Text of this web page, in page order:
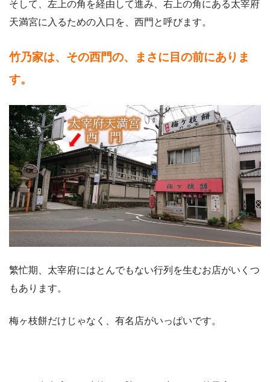
そして、左上の角を経由して進み、右上の角にある太宰府
天満宮に入るための入口を、西門と呼びます。
竹乃家は、その西門の、まさに目の前にありま
す。
繁忙期、太宰府にはとんでもない行列を生むお店がいくつ
もあります。
梅ヶ枝餅だけじゃなく、有名店がいっぱいです。